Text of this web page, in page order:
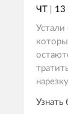
ЧТ | 13
Устали
битвы,